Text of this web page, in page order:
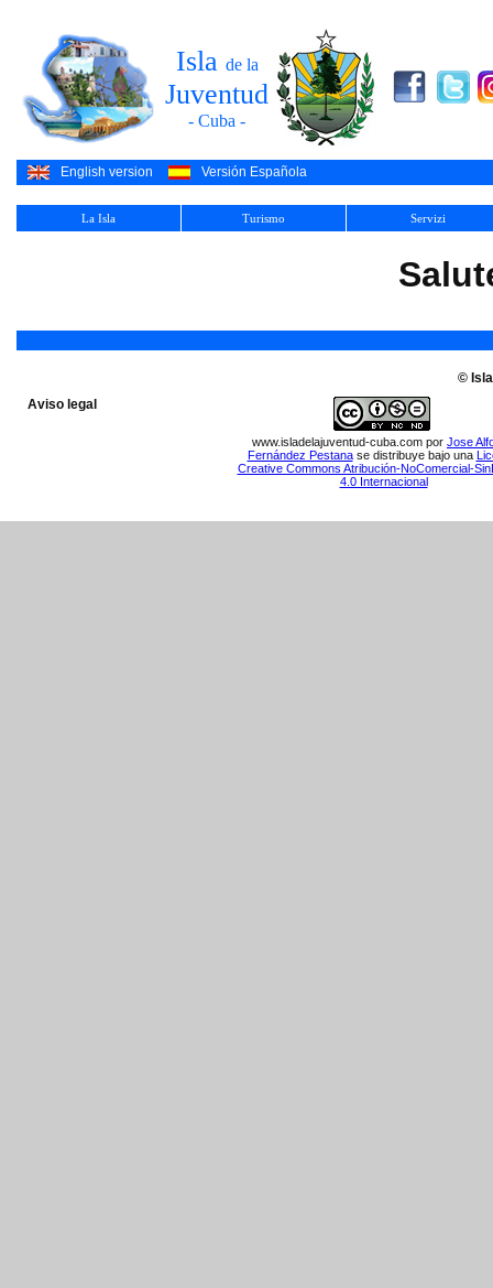
Isla de la
Juventud
- Cuba -
English version Versión Española
La Isla Turismo Servizi
©
Aviso legal
www.isladelajuventud-cuba.com por Jose
Fernández Pestanase distribuye bajo una
Creative Commons Atribución-NoComercial-
4.0 Internacional